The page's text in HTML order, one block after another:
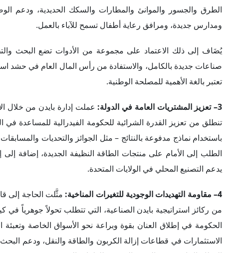
الطرق والجسور والموانئ والمطارات والسكك الحديدية، ودعم
ومدارس جديدة، ومرافق رعاية أطفال تسمح للآباء بالعمل.
يُضَاف إلى ذلك الاعتماد على مجموعة من الأدوات تضع البحث
صناعات جديدة بالكامل، والاستفادة من رأس المال العام في حشد
تعتبر بالغة الأهمية للمصلحة الوطنية.
3– تعزيز المشتريات العامة في الدولة:
عملت إدارة بايدن من خلال
تنطلق من تعزيز القدرة الشرائية للحكومة الفيدرالية للمساعدة في
الطلب إلى الأمام على منتجات الطاقة النظيفة الجديدة، إضافة إلى
يدعم التصنيع المحلي في الولايات المتحدة.
4– مقاومة التهديدات الوجودية للتغيرات المناخية:
مثَّلت الحاجة إلى
من ركائز استراتيجية بايدن الصناعية، التي تتطلب تحولاً جوهرياً في
الحكومة في إطلاق العنان بقوة وبراعة نحو الأسواق الخاصة وتعبئة
الاستثمارات في قطاعات إزالة الكربون والطاقة والنقل، ودعم